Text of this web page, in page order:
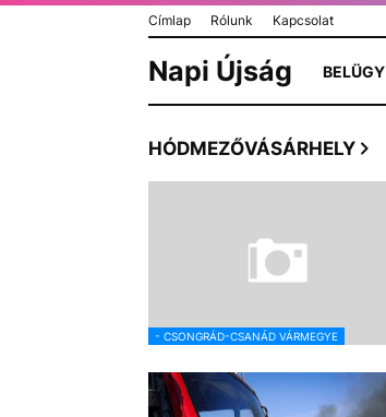
Címlap Rólunk Kapcsolat
Napi Újság BELÜGY
HÓDMEZŐVÁSÁRHELY
- CSONGRÁD-CSANÁD VÁRMEGYE